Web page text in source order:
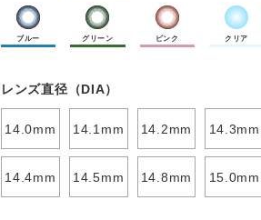
ブルー グリーン ピンク クリア
レンズ直径（DIA）
14.0mm 14.1mm 14.2mm 14.3mm
14.4mm 14.5mm 14.8mm 15.0mm